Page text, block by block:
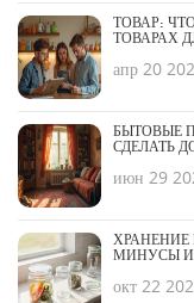
ТОВАР:
ТОВАРАХ
апр 20
БЫТОВЫЕ
СДЕЛАТЬ
июн 29
МИНУСЫ И
окт 22